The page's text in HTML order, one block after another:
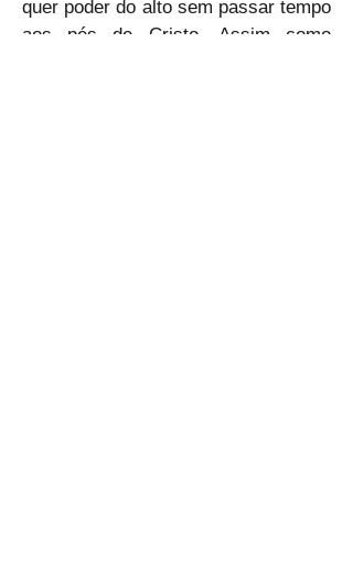
quer poder do alto sem passar tempo
aos pés de Cristo. Assim como